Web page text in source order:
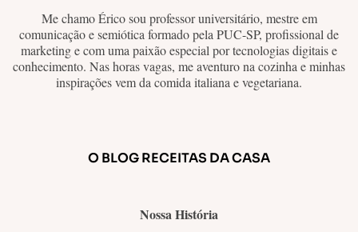
Me chamo Érico sou professor universitário, mestre em
comunicação e semiótica formado pela PUC-SP, profissional de
marketing e com uma paixão especial por tecnologias digitais e
conhecimento. Nas horas vagas, me aventuro na cozinha e minhas
inspirações vem da comida italiana e vegetariana.
O BLOG RECEITAS DA CASA
Nossa História